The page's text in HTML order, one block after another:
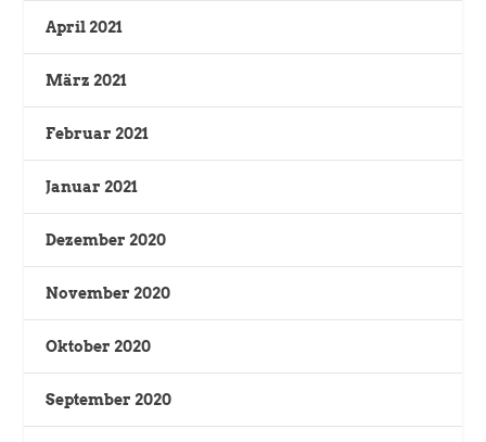
April 2021
März 2021
Februar 2021
Januar 2021
Dezember 2020
November 2020
Oktober 2020
September 2020